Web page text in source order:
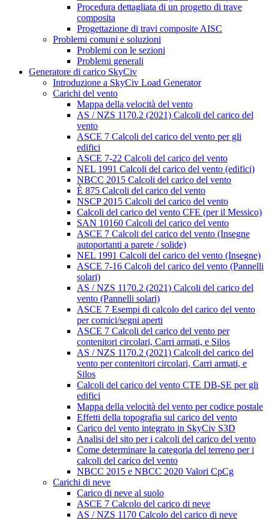
Procedura dettagliata di un progetto di trave
composita
Progettazione di travi composite AISC
Problemi comuni e soluzioni
Problemi con le sezioni
Problemi generali
Generatore di carico SkyCiv
Introduzione a SkyCiv Load Generator
Carichi del vento
Mappa della velocità del vento
AS / NZS 1170.2 (2021) Calcoli del carico del
vento
ASCE 7 Calcoli del carico del vento per gli
edifici
ASCE 7-22 Calcoli del carico del vento
NEL 1991 Calcoli del carico del vento (edifici)
NBCC 2015 Calcoli del carico del vento
È 875 Calcoli del carico del vento
NSCP 2015 Calcoli del carico del vento
Calcoli del carico del vento CFE (per il Messico)
SAN 10160 Calcoli del carico del vento
ASCE 7 Calcoli del carico del vento (Insegne
autoportanti a parete / solide)
NEL 1991 Calcoli del carico del vento (Insegne)
ASCE 7-16 Calcoli del carico del vento (Pannelli
solari)
AS / NZS 1170.2 (2021) Calcoli del carico del
vento (Pannelli solari)
ASCE 7 Esempi di calcolo del carico del vento
per cornici/segni aperti
ASCE 7 Calcoli del carico del vento per
contenitori circolari, Carri armati, e Silos
AS / NZS 1170.2 (2021) Calcoli del carico del
vento per contenitori circolari, Carri armati, e
Silos
Calcoli del carico del vento CTE DB-SE per gli
edifici
Mappa della velocità del vento per codice postale
Effetti della topografia sul carico del vento
Carico del vento integrato in SkyCiv S3D
Analisi del sito per i calcoli del carico del vento
Come determinare la categoria del terreno per i
calcoli del carico del vento
NBCC 2015 e NBCC 2020 Valori CpCg
Carichi di neve
Carico di neve al suolo
ASCE 7 Calcolo del carico di neve
AS / NZS 1170 Calcolo del carico di neve